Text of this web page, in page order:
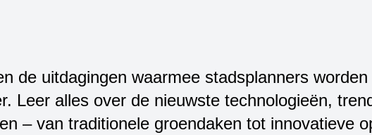
de uitdagingen waarmee stadsplanners worden
Leer alles over de nieuwste technologieën,
– van traditionele groendaken tot innovatieve